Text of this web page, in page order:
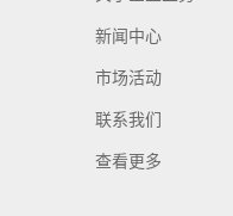
新闻中心
市场活动
联系我们
查看更多